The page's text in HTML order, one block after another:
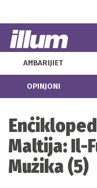
AĦBARIJIET
OPINJONI
Maltija: Il-
Mużika (5)